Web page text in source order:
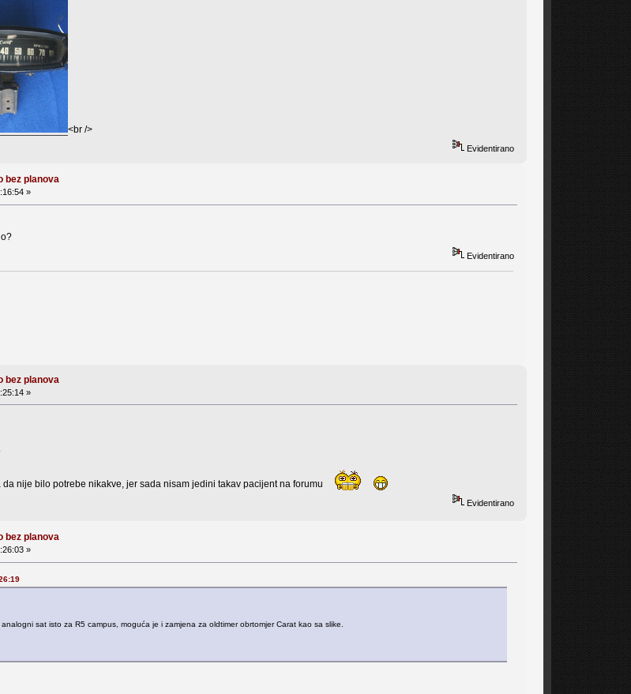
<br />
Evidentirano
bez planova
»
Evidentirano
bez planova
»
nije bilo potrebe nikakve, jer sada nisam jedini takav pacijent na forumu
Evidentirano
bez planova
»
sat isto za R5 campus, moguća je i zamjena za oldtimer obrtomjer Carat kao sa slike.